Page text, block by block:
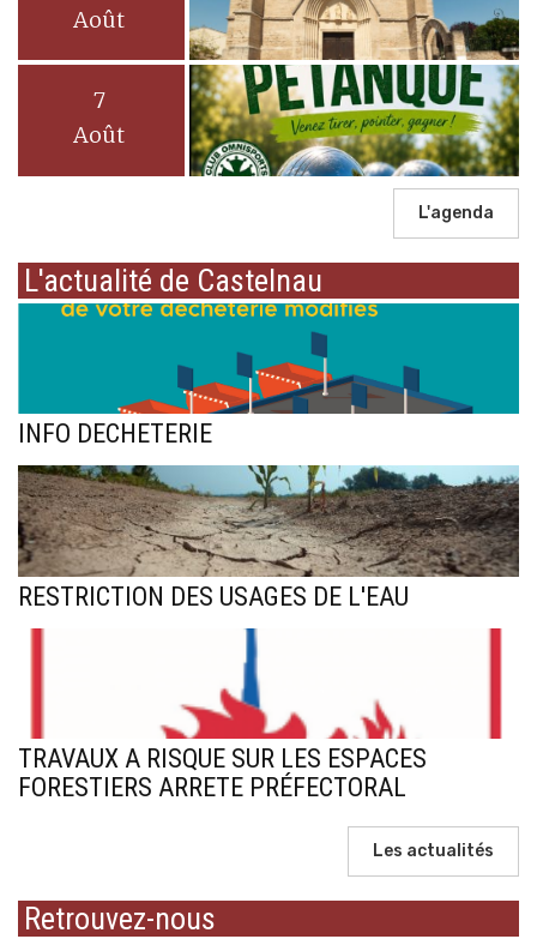
Août
7
Août
L'agenda
L'actualité de Castelnau
INFO DECHETERIE
RESTRICTION DES USAGES DE L'EAU
TRAVAUX A RISQUE SUR LES ESPACES
FORESTIERS ARRETE PRÉFECTORAL
Les actualités
Retrouvez-nous